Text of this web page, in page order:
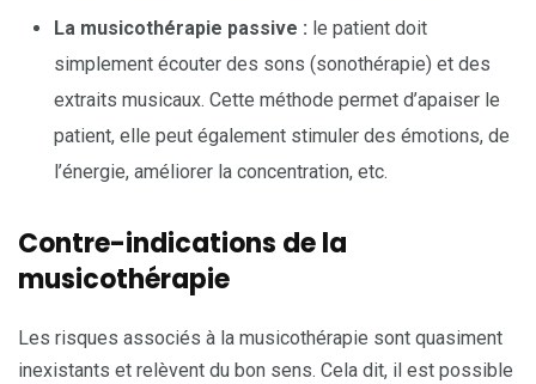
La musicothérapie passive : le patient doit
simplement écouter des sons (sonothérapie) et des
extraits musicaux. Cette méthode permet d’apaiser le
patient, elle peut également stimuler des émotions, de
l’énergie, améliorer la concentration, etc.
Contre-indications de la
musicothérapie
Les risques associés à la musicothérapie sont quasiment
inexistants et relèvent du bon sens. Cela dit, il est possible